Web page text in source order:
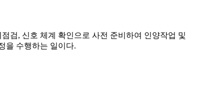
검, 신호 체계 확인으로 사전 준비하여 인양작업 및
을 수행하는 일이다.